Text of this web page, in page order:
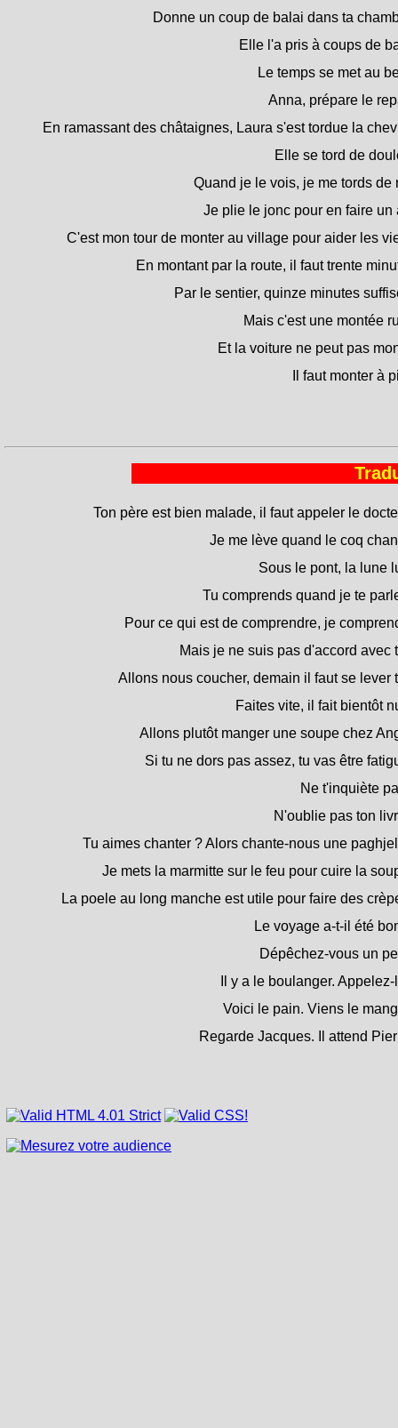
Donne un coup de balai dans ta
Elle l'a pris à coups de
Le temps se met au
Anna, prépare le
En ramassant des châtaignes, Laura s'est tordue la
Elle se tord de
Quand je le vois, je me tords de
Je plie le jonc pour en faire un
C'est mon tour de monter au village pour aider les
En montant par la route, il faut trente
Par le sentier, quinze minutes
Mais c'est une montée
Et la voiture ne peut pas
Il faut monter à
Ton père est bien malade, il faut appeler le
Je me lève quand le coq
Sous le pont, la lune
Tu comprends quand je te
Pour ce qui est de comprendre, je
Mais je ne suis pas d'accord avec
Allons nous coucher, demain il faut se lever
Faites vite, il fait bientôt
Allons plutôt manger une soupe chez
Si tu ne dors pas assez, tu vas être
Ne t'inquiète
N'oublie pas ton
Tu aimes chanter ? Alors chante-nous une
Je mets la marmitte sur le feu pour cuire la
La poele au long manche est utile pour faire des
Le voyage a-t-il été
Dépêchez-vous un
Il y a le boulanger. Appelez-
Voici le pain. Viens le
Regarde Jacques. Il attend